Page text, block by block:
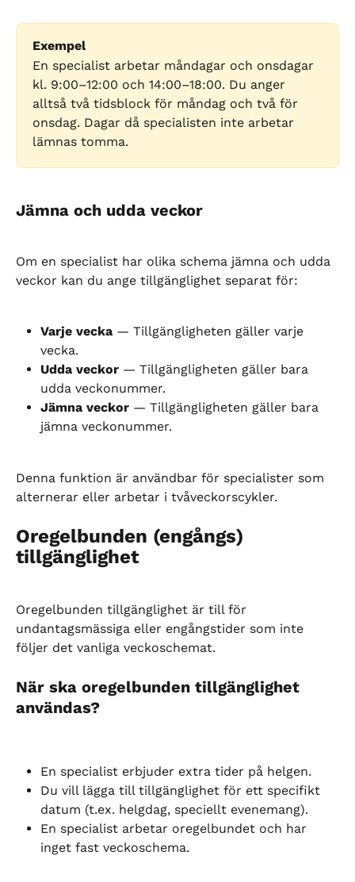
Exempel
En specialist arbetar måndagar och onsdagar
kl. 9:00–12:00 och 14:00–18:00. Du anger
alltså två tidsblock för måndag och två för
onsdag. Dagar då specialisten inte arbetar
lämnas tomma.
Jämna och udda veckor
Om en specialist har olika schema jämna och udda
veckor kan du ange tillgänglighet separat för:
Varje vecka — Tillgängligheten gäller varje
vecka.
Udda veckor — Tillgängligheten gäller bara
udda veckonummer.
Jämna veckor — Tillgängligheten gäller bara
jämna veckonummer.
Denna funktion är användbar för specialister som
alternerar eller arbetar i tvåveckorscykler.
Oregelbunden (engångs)
tillgänglighet
Oregelbunden tillgänglighet är till för
undantagsmässiga eller engångstider som inte
följer det vanliga veckoschemat.
När ska oregelbunden tillgänglighet
användas?
En specialist erbjuder extra tider på helgen.
Du vill lägga till tillgänglighet för ett specifikt
datum (t.ex. helgdag, speciellt evenemang).
En specialist arbetar oregelbundet och har
inget fast veckoschema.